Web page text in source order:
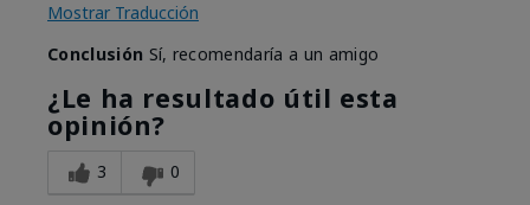
Mostrar Traducción
Conclusión Sí, recomendaría a un amigo
¿Le ha resultado útil esta
opinión?
3 0